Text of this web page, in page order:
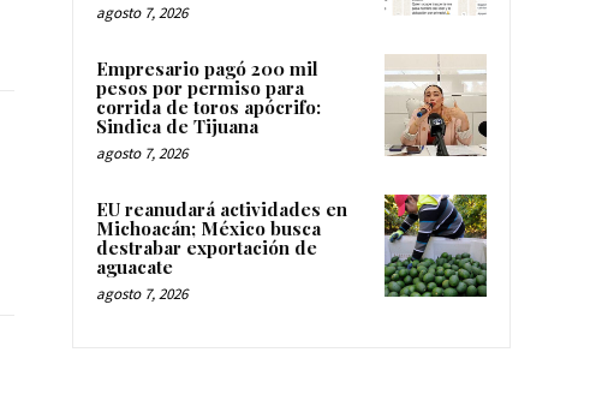
agosto 7, 2026
Empresario pagó 200 mil
pesos por permiso para
corrida de toros apócrifo:
Sindica de Tijuana
agosto 7, 2026
EU reanudará actividades en
Michoacán; México busca
destrabar exportación de
aguacate
agosto 7, 2026